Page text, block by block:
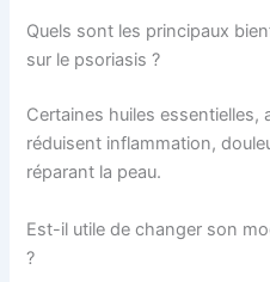
Quels sont les principaux
sur le psoriasis ?
Certaines huiles essentielles,
réduisent inflammation,
réparant la peau.
Est-il utile de changer son
?